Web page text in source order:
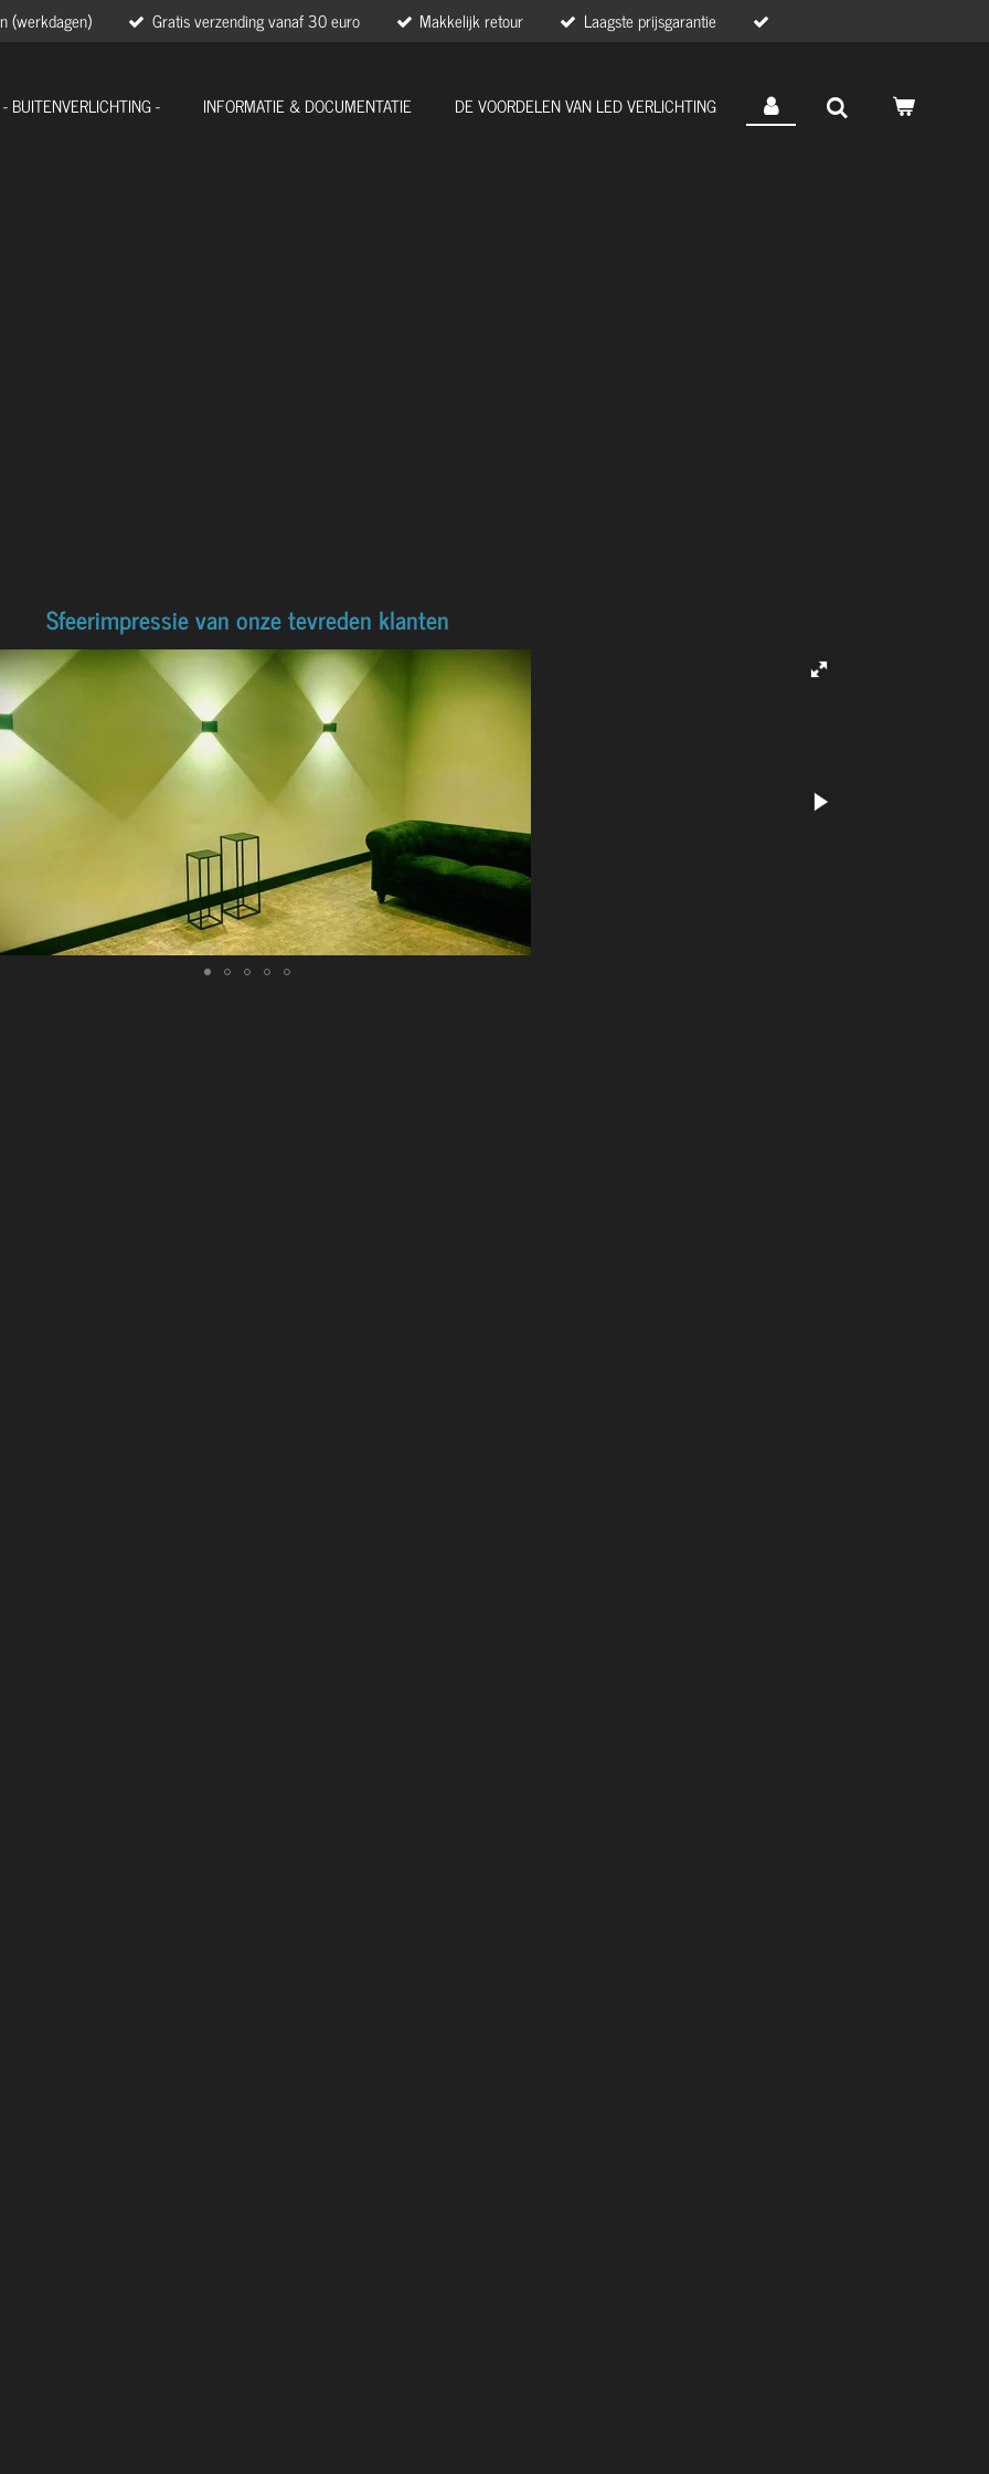
(werkdagen) Gratis verzending vanaf 30 euro Makkelijk retour Laagste prijsgarantie
BUITENVERLICHTING - INFORMATIE & DOCUMENTATIE DE VOORDELEN VAN LED VERLICHTING
Sfeerimpressie van onze tevreden klanten